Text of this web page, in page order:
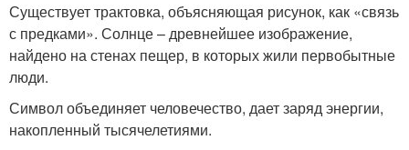
Существует трактовка, объясняющая рисунок, как «связь
с предками». Солнце – древнейшее изображение,
найдено на стенах пещер, в которых жили первобытные
люди.
Символ объединяет человечество, дает заряд энергии,
накопленный тысячелетиями.